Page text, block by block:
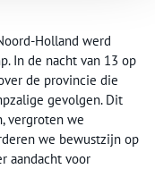
Holland werd
In de nacht van 13 op
de provincie die
gevolgen. Dit
vergroten we
we bewustzijn op
aandacht voor